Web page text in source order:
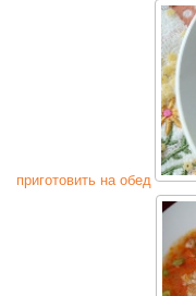
приготовить на обед